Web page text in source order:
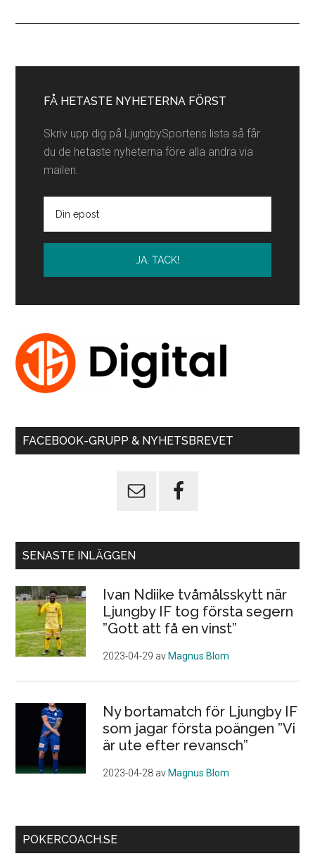
sidofält
FÅ HETASTE NYHETERNA FÖRST
Skriv upp dig på LjungbySportens lista så får
du de hetaste nyheterna före alla andra via
mailen.
FACEBOOK-GRUPP & NYHETSBREVET
SENASTE INLÄGGEN
Ivan Ndiike tvåmålsskytt när
Ljungby IF tog första segern
”Gott att få en vinst”
2023-04-29 av Magnus Blom
Ny bortamatch för Ljungby IF
som jagar första poängen ”Vi
är ute efter revansch”
2023-04-28 av Magnus Blom
POKERCOACH.SE